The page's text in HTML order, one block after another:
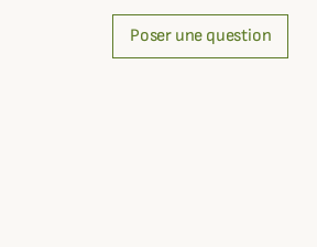
Poser une question